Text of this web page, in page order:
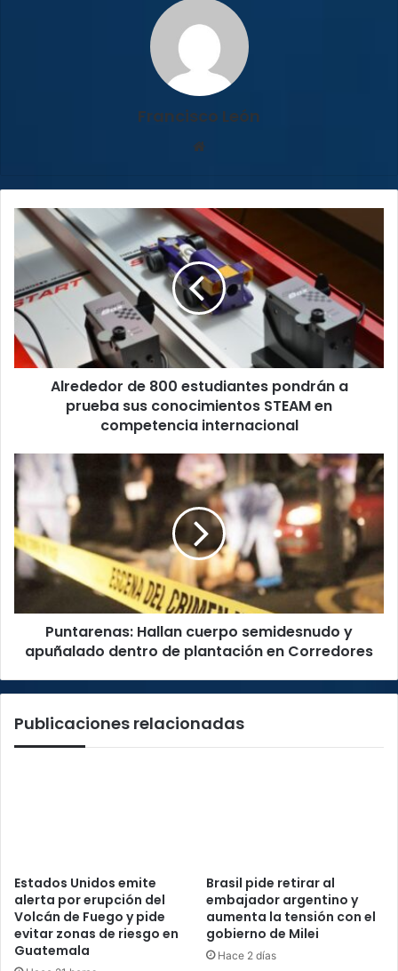
Francisco León
Alrededor
800
estudiantes
pondrán
a
prueba
sus
conocimientos
STEAMAlrededor de 800 estudiantes pondrán a
prueba sus conocimientos STEAM en
competencia internacional
Puntarenas:
Hallan
semidesnudo
y
apuñalado
dentro
plantación
Corredores
Puntarenas: Hallan cuerpo semidesnudo y
apuñalado dentro de plantación en Corredores
Publicaciones relacionadas
Estados Unidos emite
alerta por erupción del
Volcán de Fuego y pide
evitar zonas de riesgo en
Guatemala
Brasil pide retirar al
embajador argentino y
aumenta la tensión con el
gobierno de Milei
Hace 2 días